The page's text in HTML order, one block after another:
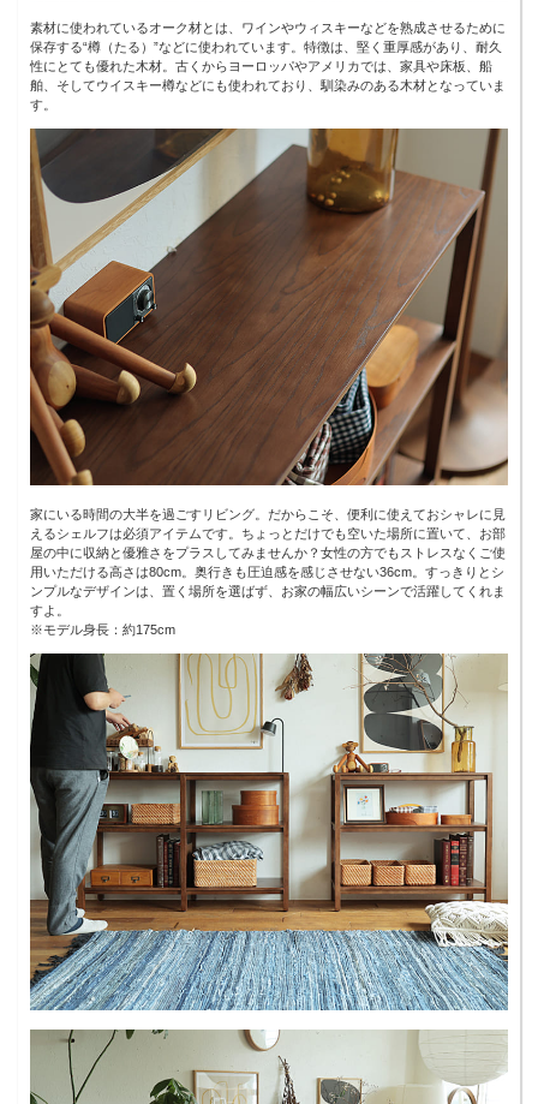
素材に使われているオーク材とは、ワインやウィスキーなどを熟成させるために
保存する“樽（たる）”などに使われています。特徴は、堅く重厚感があり、耐久
性にとても優れた木材。古くからヨーロッパやアメリカでは、家具や床板、船
舶、そしてウイスキー樽などにも使われており、馴染みのある木材となっていま
す。
家にいる時間の大半を過ごすリビング。だからこそ、便利に使えておシャレに見
えるシェルフは必須アイテムです。ちょっとだけでも空いた場所に置いて、お部
屋の中に収納と優雅さをプラスしてみませんか？女性の方でもストレスなくご使
用いただける高さは80cm。奥行きも圧迫感を感じさせない36cm。すっきりとシ
ンプルなデザインは、置く場所を選ばず、お家の幅広いシーンで活躍してくれま
すよ。
※モデル身長：約175cm